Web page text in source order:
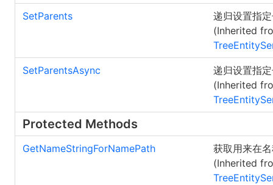
SetParents
递归设置指
(Inherited
SetParentsAsync
递归设置指
(Inherited
Protected Methods
GetNameStringForNamePath
获取用来在
(Inherited